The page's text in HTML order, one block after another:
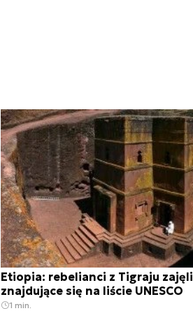
Etiopia: rebelianci z Tigraju
znajdujące się na liście UNESCO
1 min.